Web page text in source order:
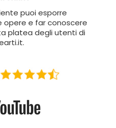
puoi esporre
e far conoscere
platea degli utenti di